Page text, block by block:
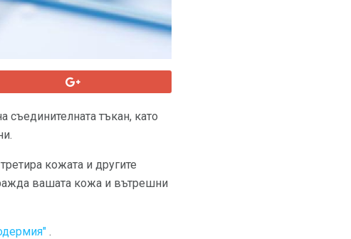
съединителната тъкан, като
кожата и другите
вашата кожа и вътрешни
.